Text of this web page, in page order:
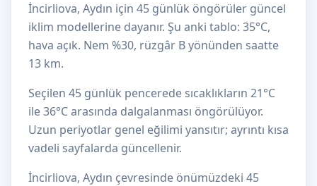
İncirliova, Aydın için 45 günlük öngörüler güncel
iklim modellerine dayanır. Şu anki tablo: 35°C,
hava açık. Nem %30, rüzgâr B yönünden saatte
13 km.
Seçilen 45 günlük pencerede sıcaklıkların 21°C
ile 36°C arasında dalgalanması öngörülüyor.
Uzun periyotlar genel eğilimi yansıtır; ayrıntı kısa
vadeli sayfalarda güncellenir.
İncirliova, Aydın çevresinde önümüzdeki 45